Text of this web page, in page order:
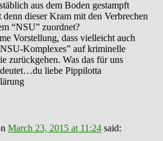
aus dem Boden gestampft
dieser Kram mit den Verbrechen
“NSU” zuordnet?
Vorstellung, dass vielleicht auch
Komplexes” auf kriminelle
zurückgehen. Was das für uns
liebe Pippilotta
March 23, 2015 at 11:24 said: